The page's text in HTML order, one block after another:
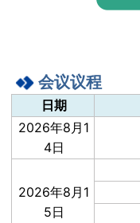
会议议程
日期
2026年8月1
4日
2026年8月1
5日